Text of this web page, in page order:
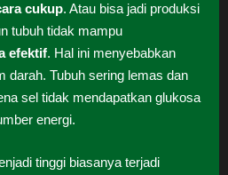
cukup. Atau bisa jadi produksi
tubuh tidak mampu
efektif. Hal ini menyebabkan
darah. Tubuh sering lemas dan
sel tidak mendapatkan glukosa
energi.
tinggi biasanya terjadi